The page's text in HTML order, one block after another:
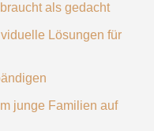
als gedacht
Lösungen für
junge Familien auf